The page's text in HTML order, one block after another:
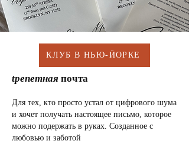
КЛУБ В НЬЮ-ЙОРКЕ
tрепетная почта
Для тех, кто просто устал от цифрового шума
и хочет получать настоящее письмо, которое
можно подержать в руках. Созданное с
любовью и заботой